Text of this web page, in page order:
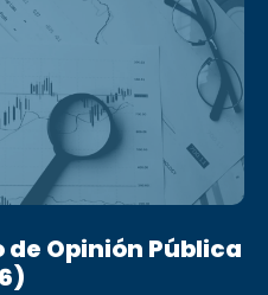
Opinión Pública